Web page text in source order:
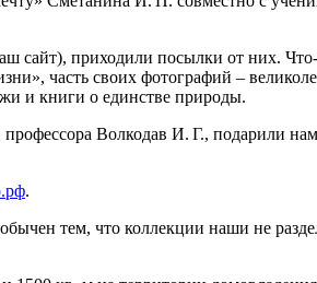
сайт), приходили посылки от них.
часть своих фотографий –
и книги о единстве природы.
Волкодав И. Г., подарили
.
тем, что коллекции наши не